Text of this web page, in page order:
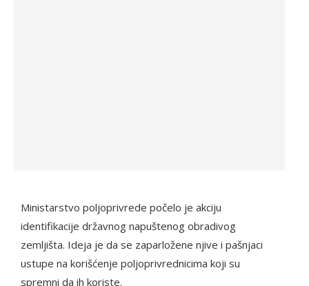
Ministarstvo poljoprivrede počelo je akciju
identifikacije državnog napuštenog obradivog
zemljišta. Ideja je da se zaparložene njive i pašnjaci
ustupe na korišćenje poljoprivrednicima koji su
spremni da ih koriste.